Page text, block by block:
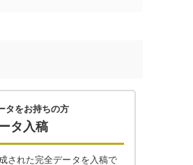
タをお持ちの方
タ入稿
された完全データを入稿で